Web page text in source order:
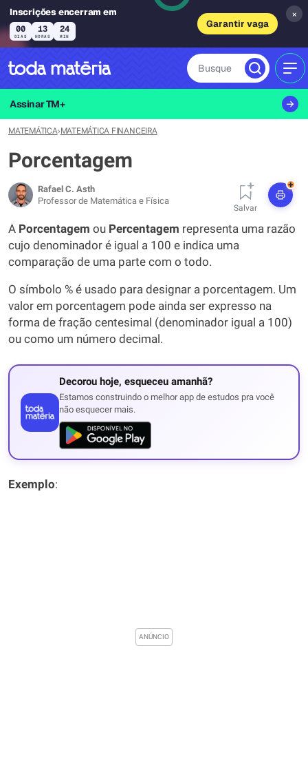
Inscrições encerram em
00
DIAS
13
HORAS
24
MIN
Garantir vaga
×
Busque
Assinar TM+
MATEMÁTICA›MATEMÁTICA FINANCEIRA
Porcentagem
Rafael C. Asth
Professor de Matemática e Física
Salvar
+
A Porcentagem ou Percentagem representa uma razão
cujo denominador é igual a 100 e indica uma
comparação de uma parte com o todo.
O símbolo % é usado para designar a porcentagem. Um
valor em porcentagem pode ainda ser expresso na
forma de fração centesimal (denominador igual a 100)
ou como um número decimal.
Decorou hoje, esqueceu amanhã?
Estamos construindo o melhor app de estudos pra você
não esquecer mais.
Exemplo: